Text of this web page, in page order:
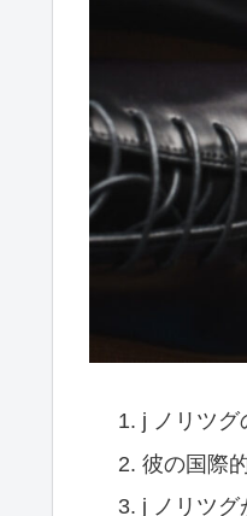
j ノリツグ
彼の国際
j ノリツグ